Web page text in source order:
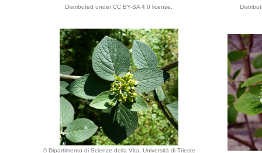
Distributed under CC BY-SA 4.0 license.
© Dipartimento di Scienze della Vita, Università di Trieste